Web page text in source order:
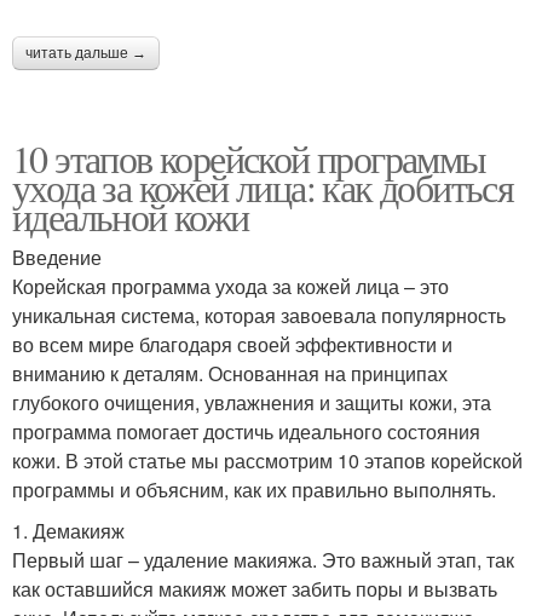
читать дальше →
10 этапов корейской программы
ухода за кожей лица: как добиться
идеальной кожи
Введение
Корейская программа ухода за кожей лица – это
уникальная система, которая завоевала популярность
во всем мире благодаря своей эффективности и
вниманию к деталям. Основанная на принципах
глубокого очищения, увлажнения и защиты кожи, эта
программа помогает достичь идеального состояния
кожи. В этой статье мы рассмотрим 10 этапов корейской
программы и объясним, как их правильно выполнять.
1. Демакияж
Первый шаг – удаление макияжа. Это важный этап, так
как оставшийся макияж может забить поры и вызвать